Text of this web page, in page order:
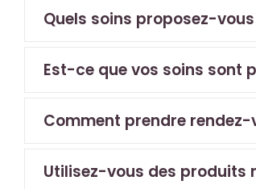
Quels soins proposez-
Est-ce que vos soins sont
Comment prendre rendez-
Utilisez-vous des produits